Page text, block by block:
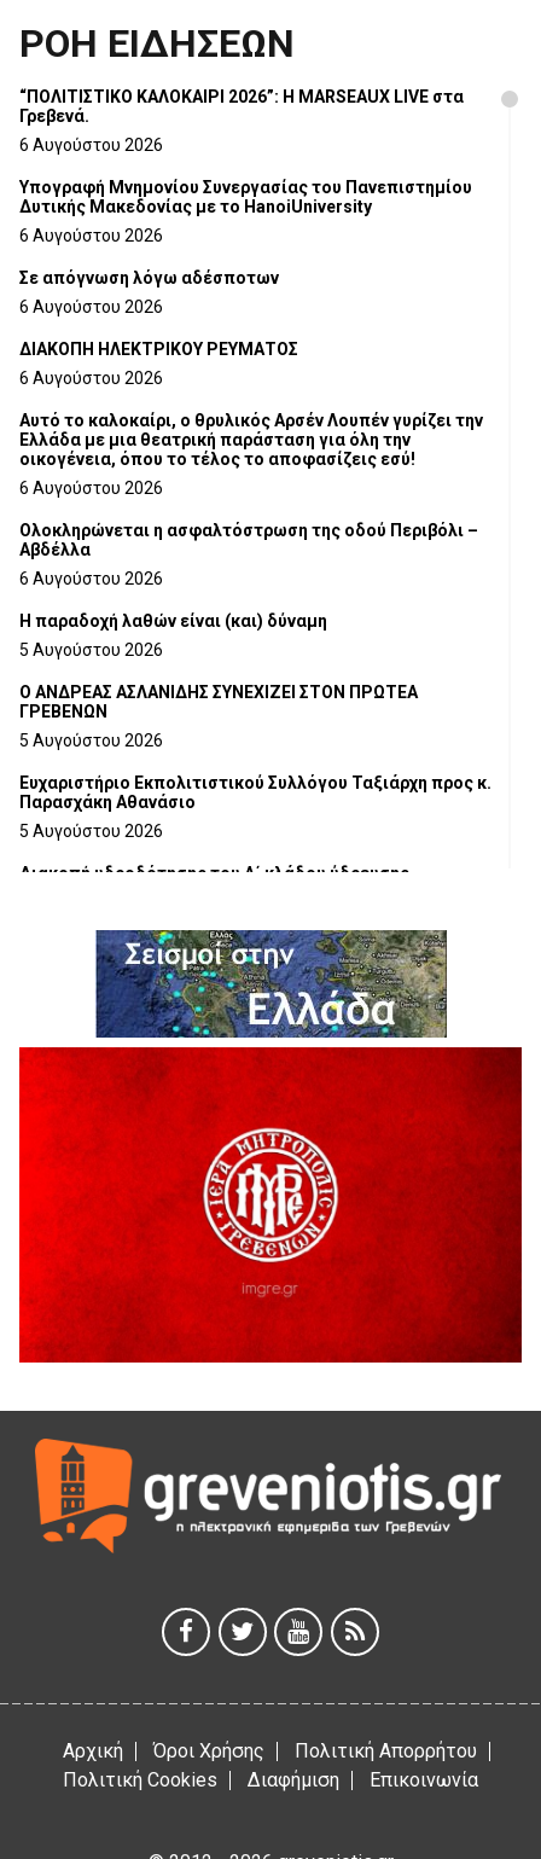
ΡΟΗ ΕΙΔΗΣΕΩΝ
“ΠΟΛΙΤΙΣΤΙΚΟ ΚΑΛΟΚΑΙΡΙ 2026”: Η MARSEAUX LIVE στα
Γρεβενά.
6 Αυγούστου 2026
Υπογραφή Μνημονίου Συνεργασίας του Πανεπιστημίου
Δυτικής Μακεδονίας με το HanoiUniversity
6 Αυγούστου 2026
Σε απόγνωση λόγω αδέσποτων
6 Αυγούστου 2026
ΔΙΑΚΟΠΗ ΗΛΕΚΤΡΙΚΟΥ ΡΕΥΜΑΤΟΣ
6 Αυγούστου 2026
Αυτό το καλοκαίρι, ο θρυλικός Αρσέν Λουπέν γυρίζει την
Ελλάδα με μια θεατρική παράσταση για όλη την
οικογένεια, όπου το τέλος το αποφασίζεις εσύ!
6 Αυγούστου 2026
Ολοκληρώνεται η ασφαλτόστρωση της οδού Περιβόλι –
Αβδέλλα
6 Αυγούστου 2026
H παραδοχή λαθών είναι (και) δύναμη
5 Αυγούστου 2026
Ο ΑΝΔΡΕΑΣ ΑΣΛΑΝΙΔΗΣ ΣΥΝΕΧΙΖΕΙ ΣΤΟΝ ΠΡΩΤΕΑ
ΓΡΕΒΕΝΩΝ
5 Αυγούστου 2026
Ευχαριστήριο Εκπολιτιστικού Συλλόγου Ταξιάρχη προς κ.
Παρασχάκη Αθανάσιο
5 Αυγούστου 2026
Διακοπή υδροδότησης του Α΄ κλάδου ύδρευσης
Η Marseaux στα Γρεβενά για μια μοναδική συναυλία
5 Αυγούστου 2026
Θερινό Σινεμά στο πλαίσιο του «Πολιτιστικού
Καλοκαιριού 2026» με την βραβευμένη ταινία «Μικρές
Ανάσες».
5 Αυγούστου 2026
Γρεβενά: Συνελήφθη 18χρονος αλλοδαπός, για κλοπή
εξοπλισμού γυμναστηρίου
5 Αυγούστου 2026
ΑΗ ΛΑΟΣ | 5 Αυγούστου | Υπαίθριο Θέατρο “Καστράκι”,
41η Γιορτή Κρασιού στο Τρίκωμο – «Γιορτή Παράδοσης»
5 Αυγούστου 2026
ΕΥΧΑΡΙΣΤΙΕΣ Φυσιολατρικού Συλλόγου Γρεβενών
4 Αυγούστου 2026
Έκτακτη χρηματοδότηση 400.000€ για επιπλέον εργασίες
στο Δημοτικό Στάδιο Γρεβενών «Μίλτος Τεντόγλου»
Αρχική Όροι Χρήσης
Πολιτική Απορρήτου
Πολιτική Cookies
Διαφήμιση Επικοινωνία